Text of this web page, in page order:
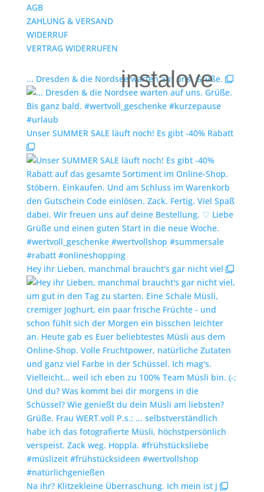
AGB
ZAHLUNG & VERSAND
WIDERRUF
VERTRAG WIDERRUFEN
instalove
... Dresden & die Nordsee warten auf uns. Grüße.
Unser SUMMER SALE läuft noch! Es gibt -40% Rabatt
Hey ihr Lieben, manchmal braucht's gar nicht viel
Na ihr? Klitzekleine Überraschung. Ich mein ist j